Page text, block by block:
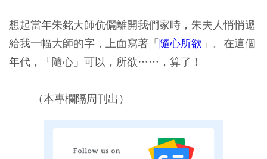
想起當年朱銘大師伉儷離開我們家時，朱夫人悄悄遞
給我一幅大師的字，上面寫著「隨心所欲 」。在這個
年代，「隨心」可以，所欲……，算了！
（本專欄隔周刊出）